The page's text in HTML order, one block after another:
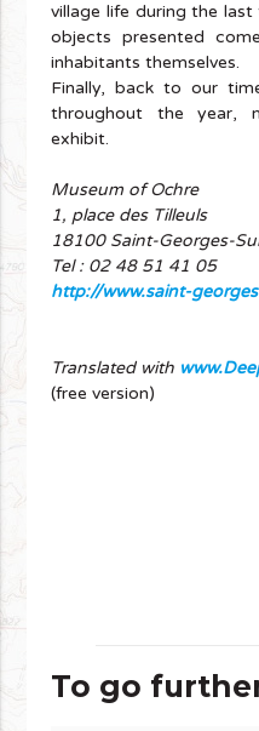
village life during the
objects presented
inhabitants themselves.
Finally, back to our
throughout the year,
exhibit.
Museum of Ochre
1, place des Tilleuls
18100 Saint-Georges-
Tel : 02 48 51 41 05
http://www.saint-
Translated with
(free version)
To go